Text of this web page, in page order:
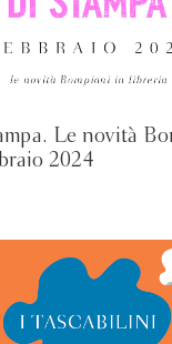
Le novità
2024